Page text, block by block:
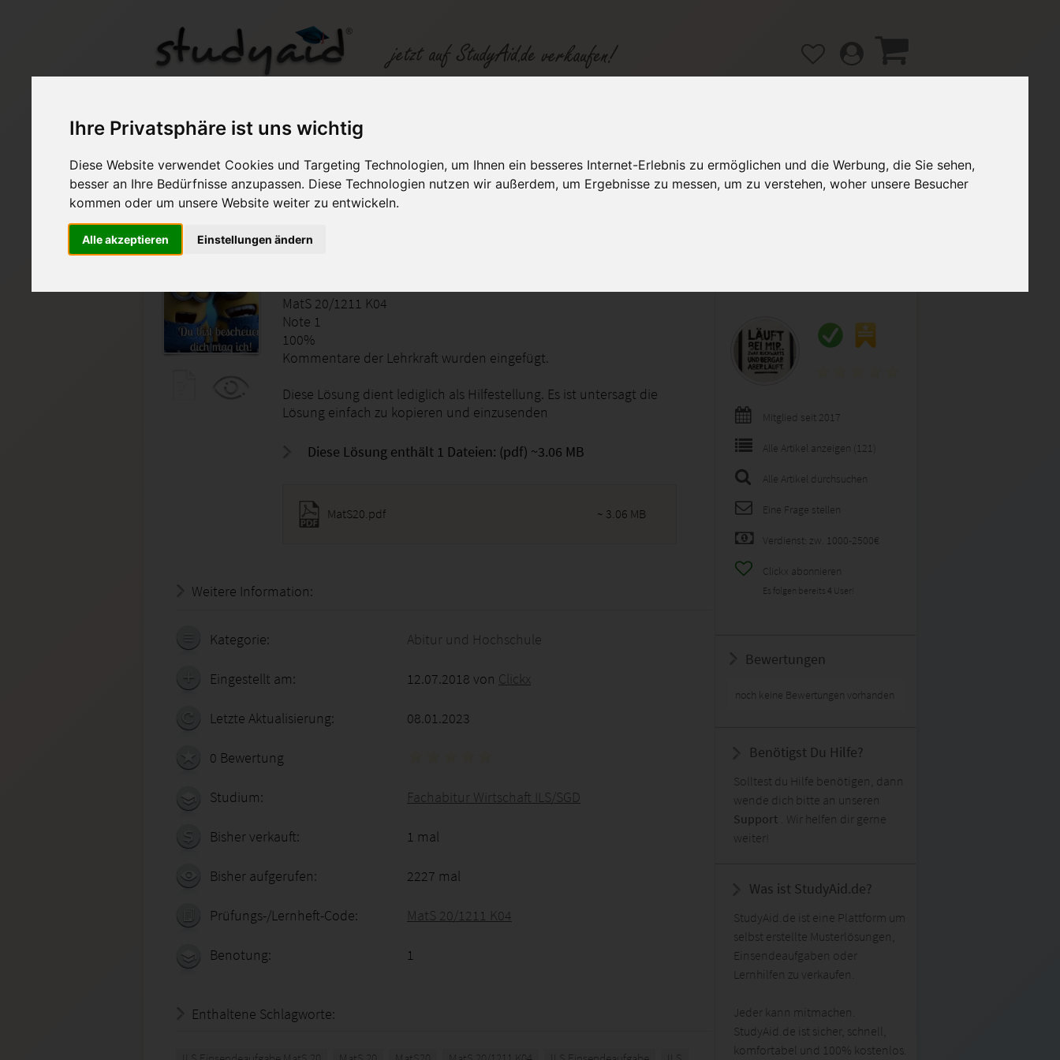
Ihre Privatsphäre ist uns wichtig
Diese Website verwendet Cookies und Targeting Technologien, um Ihnen ein besseres Internet-Erlebnis zu ermöglichen und die Werbung, die Sie sehen,
besser an Ihre Bedürfnisse anzupassen. Diese Technologien nutzen wir außerdem, um Ergebnisse zu messen, um zu verstehen, woher unsere Besucher
kommen oder um unsere Website weiter zu entwickeln.
Alle akzeptieren Einstellungen ändern
MatS 20 Note 1
Auf StudyAid.de verkaufen Kategorien Studiengänge / Lehrgänge Hilfe / FAQ
MatS 20/1211 K04
Note 1
100%
Kommentare der Lehrkraft wurden eingefügt.
Diese Lösung dient lediglich als Hilfestellung. Es ist untersagt die
Lösung einfach zu kopieren und einzusenden
Diese Lösung enthält 1 Dateien: (pdf) ~3.06 MB
MatS20.pdf ~ 3.06 MB
Weitere Information:
Kategorie: Abitur und Hochschule
Eingestellt am: 12.07.2018 von Clickx
Letzte Aktualisierung: 08.01.2023
0 Bewertung
Studium: Fachabitur Wirtschaft ILS/SGD
Bisher verkauft: 1 mal
Bisher aufgerufen: 2227 mal
Prüfungs-/Lernheft-Code: MatS 20/1211 K04
Benotung: 1
Enthaltene Schlagworte:
Mitglied seit 2017
Alle Artikel anzeigen (121)
Alle Artikel durchsuchen
Eine Frage stellen
Verdienst: zw. 1000-2500€
Clickx abonnieren
Es folgen bereits 4 User!
Bewertungen
noch keine Bewertungen vorhanden
Benötigst Du Hilfe?
Solltest du Hilfe benötigen, dann
wende dich bitte an unseren
Support . Wir helfen dir gerne
weiter!
Was ist StudyAid.de?
StudyAid.de ist eine Plattform um
selbst erstellte Musterlösungen,
Einsendeaufgaben oder
Lernhilfen zu verkaufen.
Jeder kann mitmachen.
StudyAid.de ist sicher, schnell,
komfortabel und 100% kostenlos.